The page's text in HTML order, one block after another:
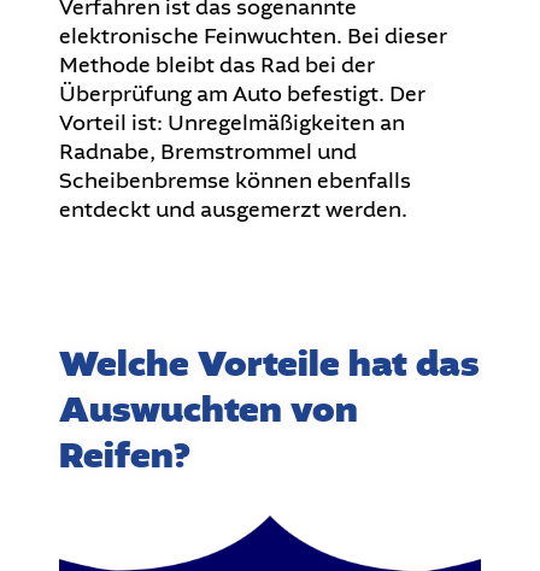
Verfahren ist das sogenannte
elektronische Feinwuchten. Bei dieser
Methode bleibt das Rad bei der
Überprüfung am Auto befestigt. Der
Vorteil ist: Unregelmäßigkeiten an
Radnabe, Bremstrommel und
Scheibenbremse können ebenfalls
entdeckt und ausgemerzt werden.
Welche Vorteile hat das
Auswuchten von
Reifen?